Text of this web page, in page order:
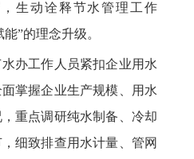
生动诠释节水管理工作
”的理念升级。
办工作人员紧扣企业用水
掌握企业生产规模、用水
重点调研纯水制备、冷却
细致排查用水计量、管网